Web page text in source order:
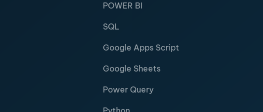
POWER BI
SQL
Google Apps Script
Google Sheets
Power Query